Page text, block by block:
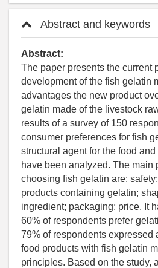
Abstract and keywords
Abstract:
The paper presents the current
development of the fish gelatin
advantages the new product
gelatin made of the livestock
results of a survey of 150
consumer preferences for fish
structural agent for the food
have been analyzed. The main
choosing fish gelatin are:
products containing gelatin;
ingredient; packaging; price. It
60% of respondents prefer
79% of respondents expressed
food products with fish gelatin
principles. Based on the study,